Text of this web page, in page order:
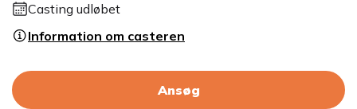
Casting udløbet
Information om casteren
Ansøg